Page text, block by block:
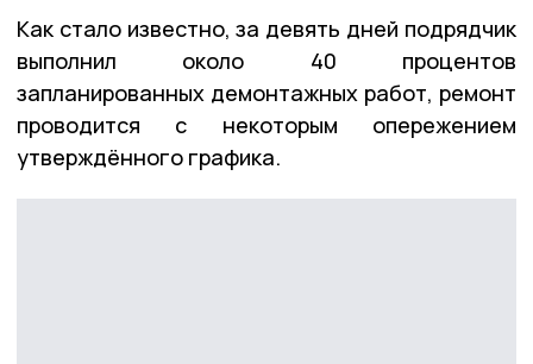
Как стало известно, за девять дней подрядчик
выполнил около 40 процентов
запланированных демонтажных работ, ремонт
проводится с некоторым опережением
утверждённого графика.